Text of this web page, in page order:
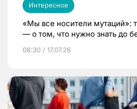
Интересное
«Мы все носители мутаций»:
— о том, что нужно знать до
08:30 / 17.07.26